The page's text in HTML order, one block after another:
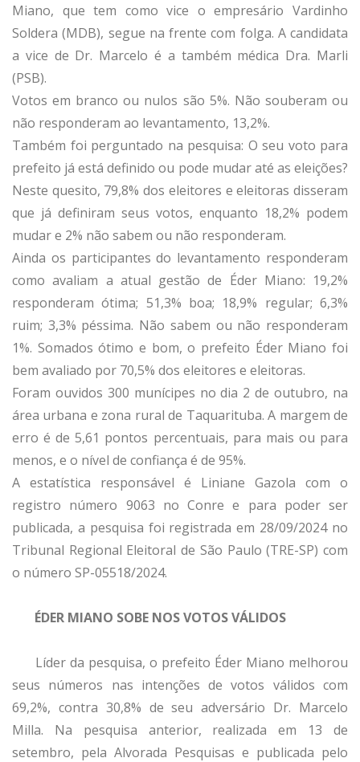
Miano, que tem como vice o empresário Vardinho
Soldera (MDB), segue na frente com folga. A candidata
a vice de Dr. Marcelo é a também médica Dra. Marli
(PSB).
Votos em branco ou nulos são 5%. Não souberam ou
não responderam ao levantamento, 13,2%.
Também foi perguntado na pesquisa: O seu voto para
prefeito já está definido ou pode mudar até as eleições?
Neste quesito, 79,8% dos eleitores e eleitoras disseram
que já definiram seus votos, enquanto 18,2% podem
mudar e 2% não sabem ou não responderam.
Ainda os participantes do levantamento responderam
como avaliam a atual gestão de Éder Miano: 19,2%
responderam ótima; 51,3% boa; 18,9% regular; 6,3%
ruim; 3,3% péssima. Não sabem ou não responderam
1%. Somados ótimo e bom, o prefeito Éder Miano foi
bem avaliado por 70,5% dos eleitores e eleitoras.
Foram ouvidos 300 munícipes no dia 2 de outubro, na
área urbana e zona rural de Taquarituba. A margem de
erro é de 5,61 pontos percentuais, para mais ou para
menos, e o nível de confiança é de 95%.
A estatística responsável é Liniane Gazola com o
registro número 9063 no Conre e para poder ser
publicada, a pesquisa foi registrada em 28/09/2024 no
Tribunal Regional Eleitoral de São Paulo (TRE-SP) com
o número SP-05518/2024.
ÉDER MIANO SOBE NOS VOTOS VÁLIDOS
Líder da pesquisa, o prefeito Éder Miano melhorou
seus números nas intenções de votos válidos com
69,2%, contra 30,8% de seu adversário Dr. Marcelo
Milla. Na pesquisa anterior, realizada em 13 de
setembro, pela Alvorada Pesquisas e publicada pelo